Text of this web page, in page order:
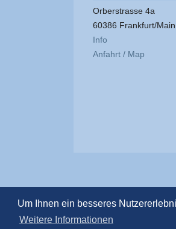
Um Ihnen ein besseres
Weitere Informationen
Orberstrasse 4a
60386 Frankfurt/Main
Info
Anfahrt / Map